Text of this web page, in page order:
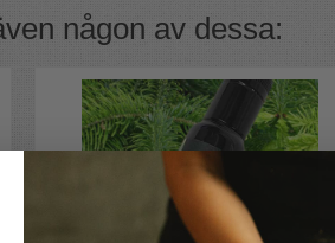
klarar
kalla såser
någon av dessa: